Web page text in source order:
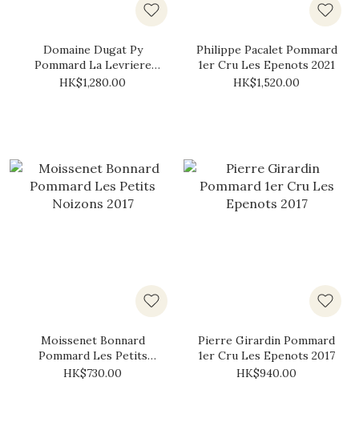
Domaine Dugat Py
Pommard La Levriere
Tres Vieilles Vignes 2017
HK$1,280.00
Philippe Pacalet Pommard
1er Cru Les Epenots 2021
HK$1,520.00
Moissenet Bonnard
Pommard Les Petits
Noizons 2017
HK$730.00
Pierre Girardin Pommard
1er Cru Les Epenots 2017
HK$940.00